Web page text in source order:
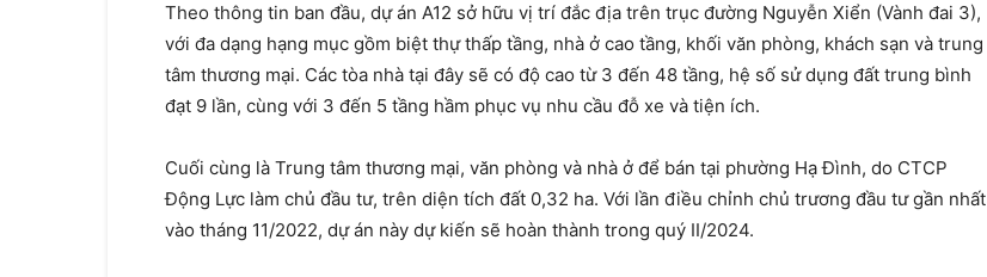
Theo thông tin ban đầu, dự án A12 sở hữu vị trí đắc địa trên trục đường Nguyễn Xiển (Vành đai 3),
với đa dạng hạng mục gồm biệt thự thấp tầng, nhà ở cao tầng, khối văn phòng, khách sạn và trung
tâm thương mại. Các tòa nhà tại đây sẽ có độ cao từ 3 đến 48 tầng, hệ số sử dụng đất trung bình
đạt 9 lần, cùng với 3 đến 5 tầng hầm phục vụ nhu cầu đỗ xe và tiện ích.
Cuối cùng là Trung tâm thương mại, văn phòng và nhà ở để bán tại phường Hạ Đình, do CTCP
Động Lực làm chủ đầu tư, trên diện tích đất 0,32 ha. Với lần điều chỉnh chủ trương đầu tư gần nhất
vào tháng 11/2022, dự án này dự kiến sẽ hoàn thành trong quý II/2024.